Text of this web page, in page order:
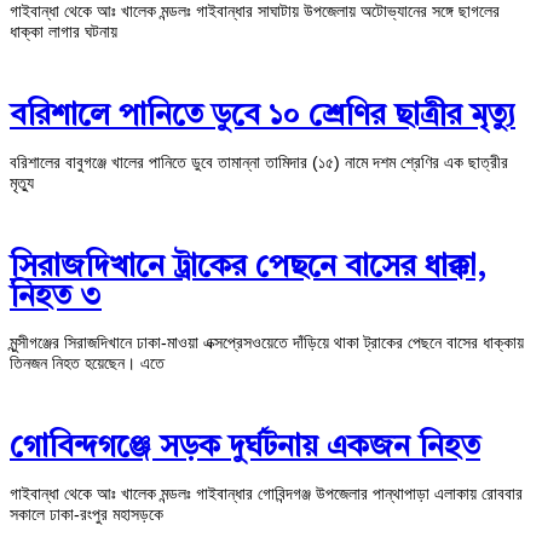
গাইবান্ধা থেকে আঃ খালেক মন্ডলঃ গাইবান্ধার সাঘাটায় উপজেলায় অটোভ্যানের সঙ্গে ছাগলের
ধাক্কা লাগার ঘটনায়
বরিশালে পানিতে ডুবে ১০ শ্রেণির ছাত্রীর মৃত্যু
বরিশালের বাবুগঞ্জে খালের পানিতে ডুবে তামান্না তামিদার (১৫) নামে দশম শ্রেণির এক ছাত্রীর
মৃত্যু
সিরাজদিখানে ট্রাকের পেছনে বাসের ধাক্কা,
নিহত ৩
মুন্সীগঞ্জের সিরাজদিখানে ঢাকা-মাওয়া এক্সপ্রেসওয়েতে দাঁড়িয়ে থাকা ট্রাকের পেছনে বাসের ধাক্কায়
তিনজন নিহত হয়েছেন। এতে
গোবিন্দগঞ্জে সড়ক দুর্ঘটনায় একজন নিহত
গাইবান্ধা থেকে আঃ খালেক মন্ডলঃ গাইবান্ধার গোবিন্দগঞ্জ উপজেলার পান্থাপাড়া এলাকায় রোববার
সকালে ঢাকা-রংপুর মহাসড়কে